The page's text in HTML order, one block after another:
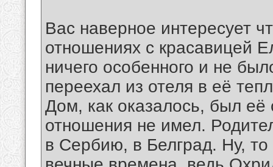
Вас наверное интересует
отношениях с красавицей
ничего особенного и не
переехал из отеля в её
Дом, как оказалось, был
отношения не имел.
в Сербию, в Белград. Ну, то